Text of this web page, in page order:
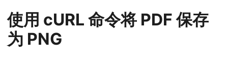
使用 cURL 命令将 PDF 保存
为 PNG